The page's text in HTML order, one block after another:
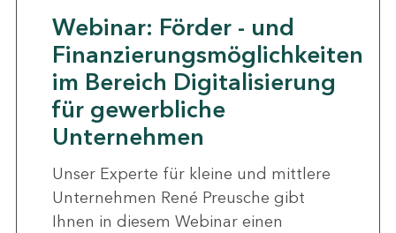
Webinar: Förder - und
Finanzierungsmöglichkeiten
im Bereich Digitalisierung
für gewerbliche
Unternehmen
Unser Experte für kleine und mittlere
Unternehmen René Preusche gibt
Ihnen in diesem Webinar einen